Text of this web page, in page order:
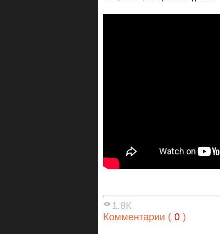
1.8К
Комментарии ( 0 )